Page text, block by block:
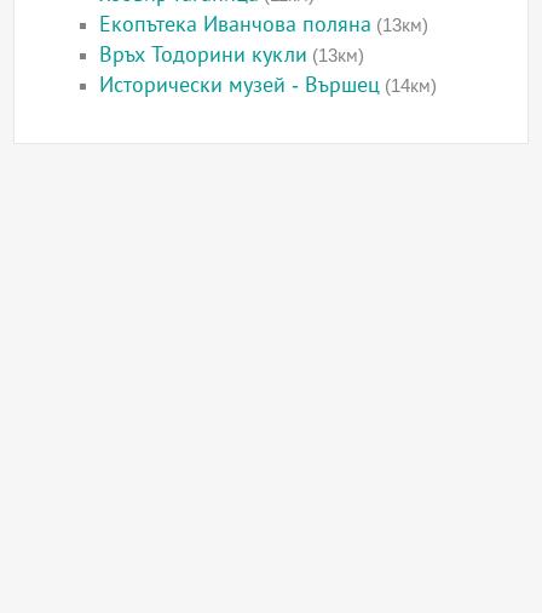
Екопътека Иванчова поляна (13км)
Връх Тодорини кукли (13км)
Исторически музей - Вършец (14км)